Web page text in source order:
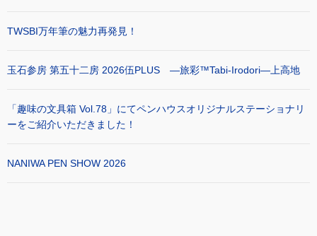
TWSBI万年筆の魅力再発見！
玉石参房 第五十二房 2026伍PLUS ―旅彩™Tabi-Irodori―上高地
「趣味の文具箱 Vol.78」にてペンハウスオリジナルステーショナリ
ーをご紹介いただきました！
NANIWA PEN SHOW 2026